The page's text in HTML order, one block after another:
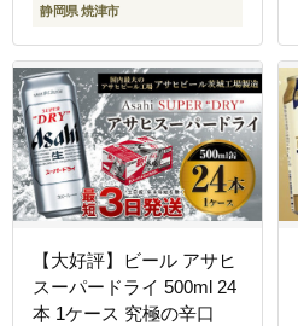
静岡県 焼津市
【大好評】ビール アサヒ
スーパードライ 500ml 24
本 1ケース 究極の辛口